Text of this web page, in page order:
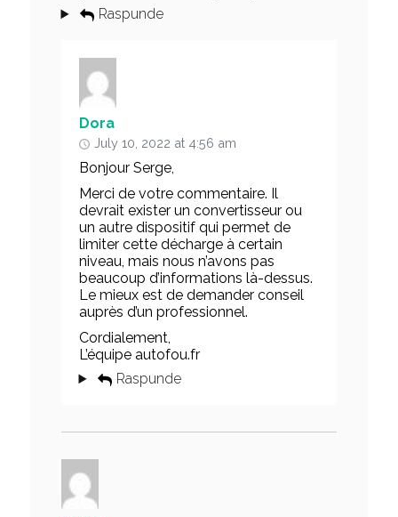
Raspunde
Dora
July 10, 2022 at 4:56 am
Bonjour Serge,
Merci de votre commentaire. Il
devrait exister un convertisseur ou
un autre dispositif qui permet de
limiter cette décharge à certain
niveau, mais nous n’avons pas
beaucoup d’informations là-dessus.
Le mieux est de demander conseil
auprès d’un professionnel.
Cordialement,
L’équipe autofou.fr
Raspunde